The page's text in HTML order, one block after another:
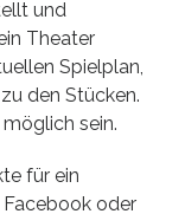
und
Theater
Spielplan,
den Stücken.
sein.
für ein
oder